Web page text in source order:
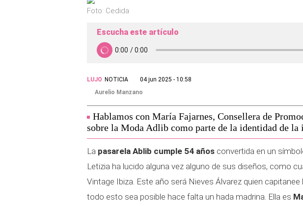
Foto: Cedida
Escucha este artículo
LUJO NOTICIA
04 jun 2025 - 10:58
Aurelio Manzano
Hablamos con María Fajarnes, Consellera de
sobre la Moda Adlib como parte de la identidad de la
La pasarela Ablib cumple 54 años convertida en un
Letizia ha lucido alguna vez alguno de sus diseños, como
Vintage Ibiza. Este año será Nieves Álvarez quien capitanee
todo esto sea posible hace falta un hada madrina. Ella es